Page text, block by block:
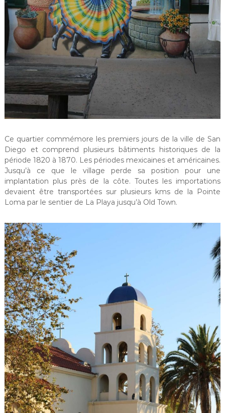
Ce quartier commémore les premiers jours de la ville de San
Diego et comprend plusieurs bâtiments historiques de la
période 1820 à 1870. Les périodes mexicaines et américaines.
Jusqu’à ce que le village perde sa position pour une
implantation plus près de la côte. Toutes les importations
devaient être transportées sur plusieurs kms de la Pointe
Loma par le sentier de La Playa jusqu’à Old Town.